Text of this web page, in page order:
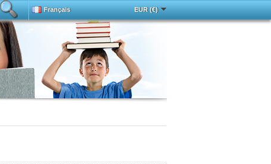
Français
Deutsch
English
Magyar
Italy
Português
Русский
Türkçe
EUR (€)